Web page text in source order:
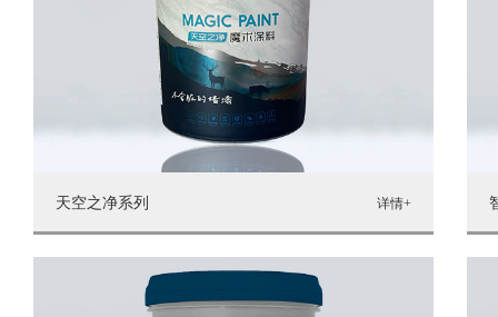
天空之净系列 详情+